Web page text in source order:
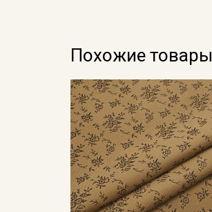
Похожие товары